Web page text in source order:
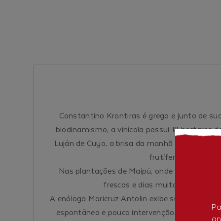
Constantino Krontiras é grego e junto de
biodinamismo, a vinícola possui 18 hectares
Luján de Cuyo, a brisa da manhã desce dos
frutíferas. O local
Nas plantações de Maipú, onde está o
frescas e dias muito quentes, o
A enóloga Maricruz Antolin exibe sua
espontânea e pouca intervenção. Ela